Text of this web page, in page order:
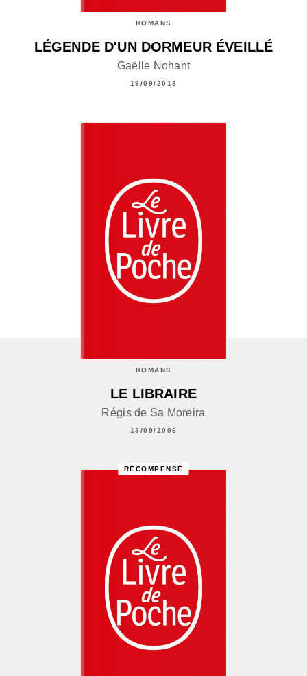
ROMANS
LÉGENDE D'UN DORMEUR ÉVEILLÉ
Gaëlle Nohant
19/09/2018
ROMANS
LE LIBRAIRE
Régis de Sa Moreira
13/09/2006
RÉCOMPENSÉ